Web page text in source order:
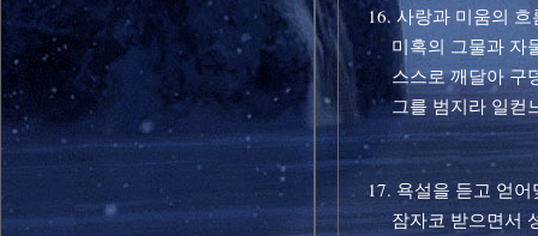
16. 사랑과 미움의 흐
미혹의 그물과 자물
스스로 깨달아 구덩
그를 범지라 일컫
17. 욕설을 듣고 얻어
잠자코 받으면서 성